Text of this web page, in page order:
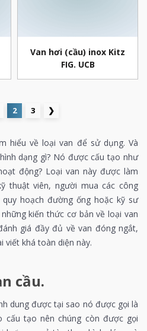
Van hơi (cầu) inox Kitz
FIG. UCB
2 3 ❯
hiểu về loại van để sử dụng. Và
dạng gì? Nó được cấu tạo như
động? Loại van này được làm
thuật viên, người mua các công
hoạch đường ống hoặc kỹ sư
kiến ​​thức cơ bản về loại van
giá đầy đủ về van đóng ngắt,
viết khá toàn diện này.
cầu.
dung được tại sao nó được gọi là
cấu tạo nên chúng còn được gọi